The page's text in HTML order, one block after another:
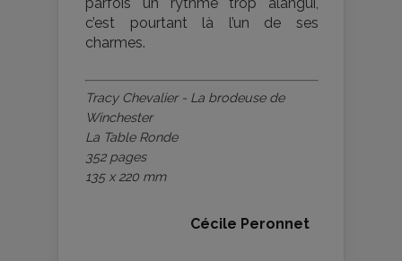
c’est pourtant là l’un de ses
charmes.
Tracy Chevalier - La brodeuse de
Winchester
La Table Ronde
352 pages
135 x 220 mm
Cécile Peronnet